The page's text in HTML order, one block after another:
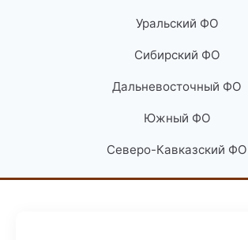
Уральский ФО
Сибирский ФО
Дальневосточный ФО
Южный ФО
Северо-Кавказский ФО